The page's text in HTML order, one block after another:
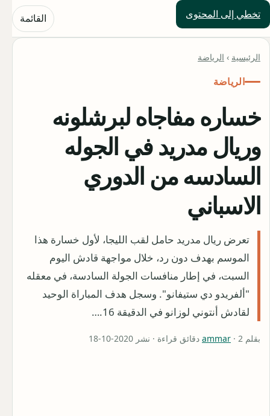
تخطي إلى المحتوى
حلول العالم القائمة
الرئيسية › الرياضة
الرياضة
خساره مفاجاه لبرشلونه
وريال مدريد في الجوله
السادسه من الدوري
الاسباني
تعرض ريال مدريد حامل لقب الليجا، لأول خسارة هذا
الموسم بهدف دون رد، خلال مواجهة قادش اليوم
السبت، في إطار منافسات الجولة السادسة، في معقله
"ألفريدو دي ستيفانو". وسجل هدف المباراة الوحيد
لقادش أنتوني لوزانو في الدقيقة 16.…
بقلم ammar · 2 دقائق قراءة · نشر 2020-10-18